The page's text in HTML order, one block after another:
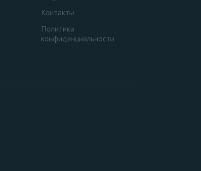
Контакты
Политика
конфиденциальности